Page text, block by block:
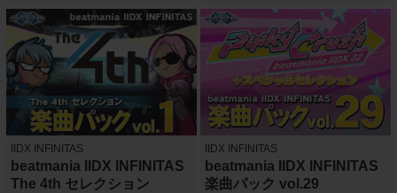
IIDX INFINITAS
beatmania IIDX INFINITAS
The 4th セレクション
IIDX INFINITAS
beatmania IIDX INFINITAS
楽曲パック vol.29